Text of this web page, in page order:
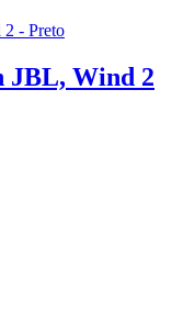
JBL, Wind 2